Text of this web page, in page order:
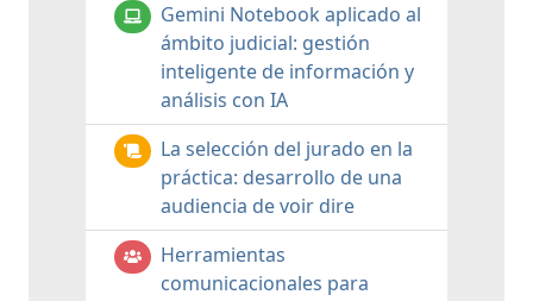
Gemini Notebook aplicado al
ámbito judicial: gestión
inteligente de información y
análisis con IA
La selección del jurado en la
práctica: desarrollo de una
audiencia de voir dire
Herramientas
comunicacionales para